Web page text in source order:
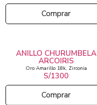
Comprar
ANILLO CHURUMBELA
ARCOIRIS
Oro Amarillo 18k, Zirconia
S/1300
Comprar